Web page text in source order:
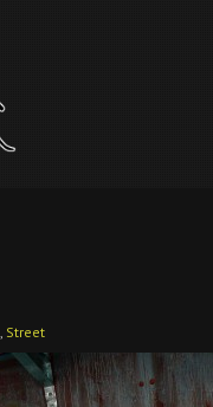
Street